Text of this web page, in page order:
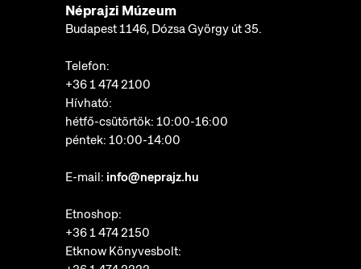
Néprajzi Múzeum
Budapest 1146, Dózsa György út 35.
Telefon:
+36 1 474 2100
Hívható:
hétfő-csütörtök: 10:00-16:00
péntek: 10:00-14:00
E-mail: info@neprajz.hu
Etnoshop:
+36 1 474 2150
Etknow Könyvesbolt: